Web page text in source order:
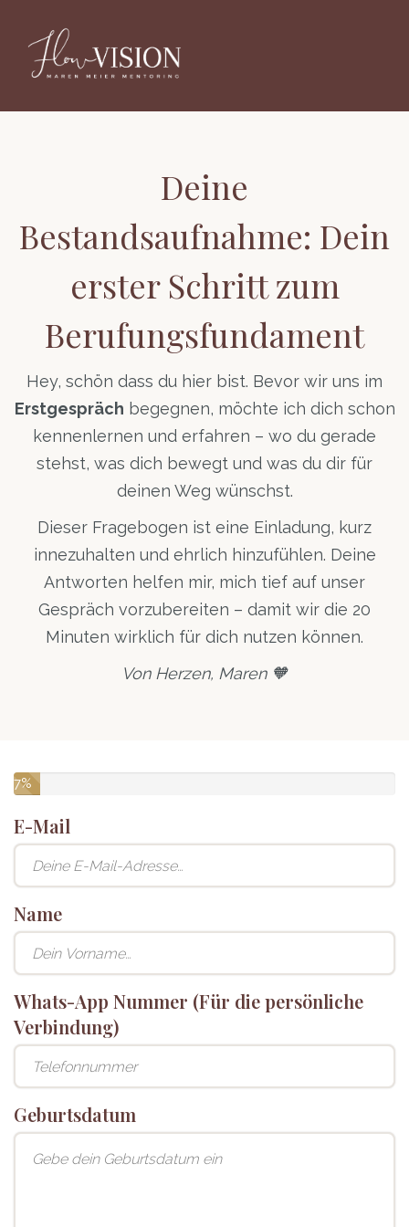
Deine
Bestandsaufnahme: Dein
erster Schritt zum
Berufungsfundament
Hey, schön dass du hier bist. Bevor wir uns im
Erstgespräch begegnen, möchte ich dich schon
kennenlernen und erfahren – wo du gerade
stehst, was dich bewegt und was du dir für
deinen Weg wünschst.
Dieser Fragebogen ist eine Einladung, kurz
innezuhalten und ehrlich hinzufühlen. Deine
Antworten helfen mir, mich tief auf unser
Gespräch vorzubereiten – damit wir die 20
Minuten wirklich für dich nutzen können.
Von Herzen, Maren 🧡
7%
E-Mail
Name
Whats-App Nummer (Für die persönliche
Verbindung)
Geburtsdatum